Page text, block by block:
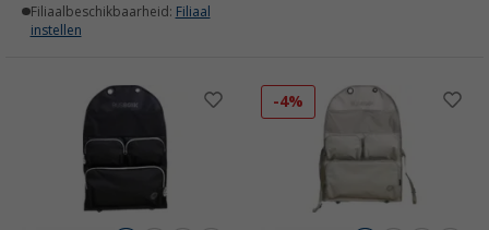
Filiaalbeschikbaarheid: Filiaal
instellen
-4%